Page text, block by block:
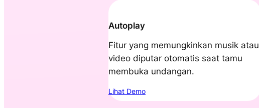
Autoplay
Fitur yang memungkinkan musik atau
video diputar otomatis saat tamu
membuka undangan.
Lihat Demo